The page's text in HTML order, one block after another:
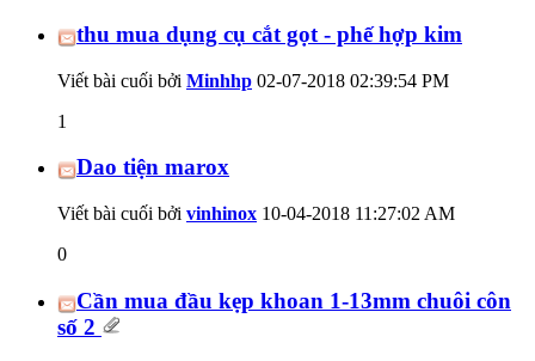
thu mua dụng cụ cắt gọt - phế hợp kim
Viết bài cuối bởi Minhhp 02-07-2018 02:39:54 PM
1
Dao tiện marox
Viết bài cuối bởi vinhinox 10-04-2018 11:27:02 AM
0
Cần mua đầu kẹp khoan 1-13mm chuôi côn
số 2